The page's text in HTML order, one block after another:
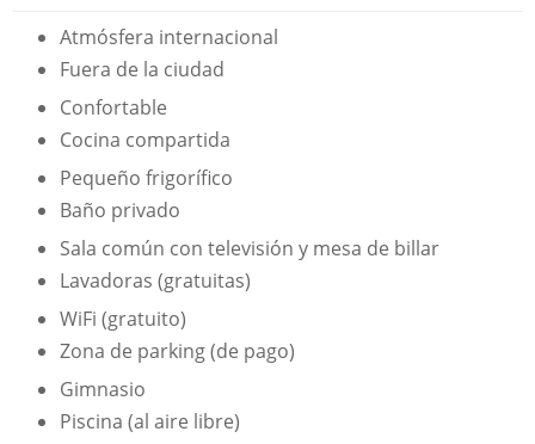
Atmósfera internacional
Fuera de la ciudad
Confortable
Cocina compartida
Pequeño frigorífico
Baño privado
Sala común con televisión y mesa de billar
Lavadoras (gratuitas)
WiFi (gratuito)
Zona de parking (de pago)
Gimnasio
Piscina (al aire libre)